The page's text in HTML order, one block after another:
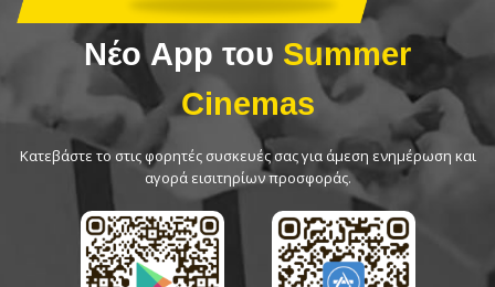
Νέο App του Summer
Cinemas
Κατεβάστε το στις φορητές συσκευές σας για άμεση ενημέρωση και
αγορά εισιτηρίων προσφοράς.